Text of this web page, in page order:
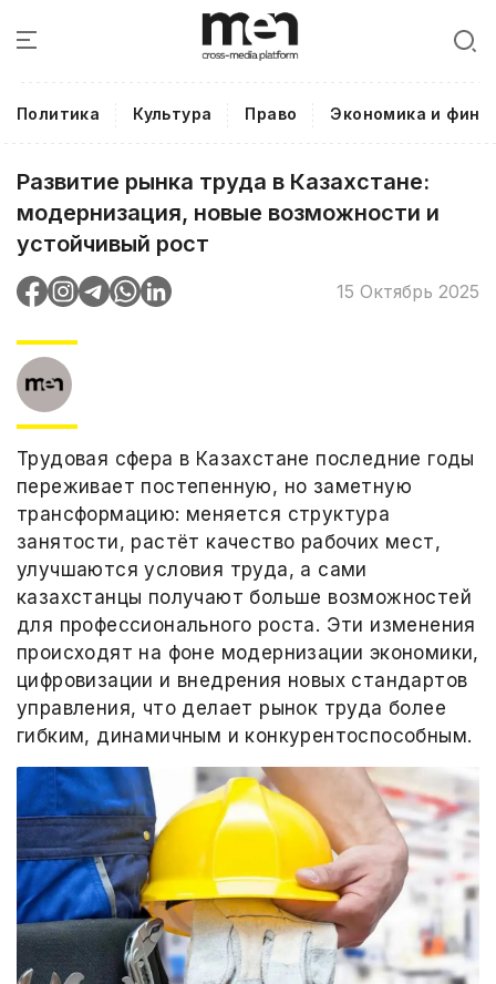
Политика Культура Право Экономика и
Развитие рынка труда в Казахстане:
модернизация, новые возможности и
устойчивый рост
15 Октябрь 2025
Трудовая сфера в Казахстане последние годы
переживает постепенную, но заметную
трансформацию: меняется структура
занятости, растёт качество рабочих мест,
улучшаются условия труда, а сами
казахстанцы получают больше возможностей
для профессионального роста. Эти изменения
происходят на фоне модернизации экономики,
цифровизации и внедрения новых стандартов
управления, что делает рынок труда более
гибким, динамичным и конкурентоспособным.